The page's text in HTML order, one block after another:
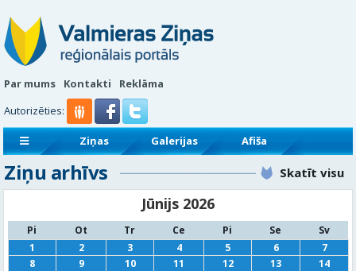
Par mums Kontakti
Reklāma
Autorizēties:
Ziņas Galerijas
Afiša
Sludinājumi
Reklāmraksti
Ziņu arhīvs Skatīt visu
Jūnijs 2026
Pi Ot Tr Ce Pi Se
Sv
1
2 3 4 5 6
7
8
9 10 11 12 13
14